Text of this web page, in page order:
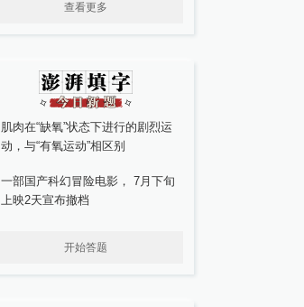
查看更多
肌肉在“缺氧”状态下进行的剧烈运
动，与“有氧运动”相区别
一部国产科幻冒险电影， 7月下旬
上映2天宣布撤档
开始答题